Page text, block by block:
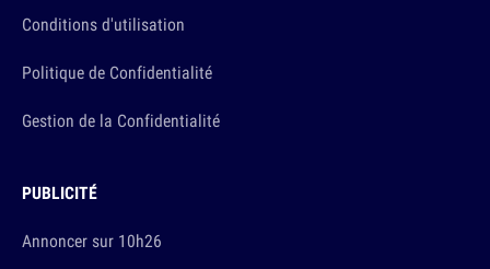
Conditions d'utilisation
Politique de Confidentialité
Gestion de la Confidentialité
PUBLICITÉ
Annoncer sur 10h26